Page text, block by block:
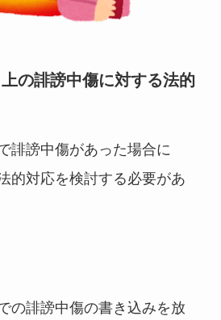
の誹謗中傷に対する法的
誹謗中傷があった場合に
的対応を検討する必要があ
の誹謗中傷の書き込みを放